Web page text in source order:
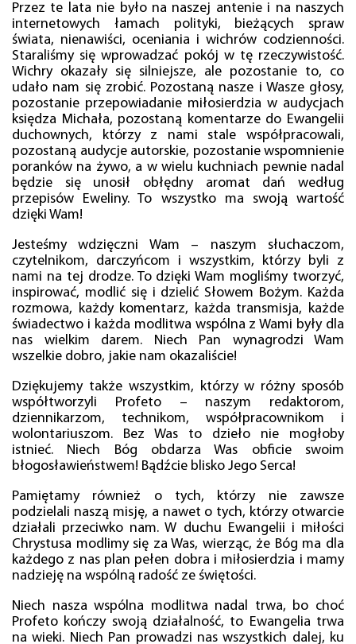
Przez te lata nie było na naszej antenie i na naszych
internetowych łamach polityki, bieżących spraw
świata, nienawiści, oceniania i wichrów codzienności.
Staraliśmy się wprowadzać pokój w tę rzeczywistość.
Wichry okazały się silniejsze, ale pozostanie to, co
udało nam się zrobić. Pozostaną nasze i Wasze głosy,
pozostanie przepowiadanie miłosierdzia w audycjach
księdza Michała, pozostaną komentarze do Ewangelii
duchownych, którzy z nami stale współpracowali,
pozostaną audycje autorskie, pozostanie wspomnienie
poranków na żywo, a w wielu kuchniach pewnie nadal
będzie się unosił obłędny aromat dań według
przepisów Eweliny. To wszystko ma swoją wartość
dzięki Wam!
Jesteśmy wdzięczni Wam – naszym słuchaczom,
czytelnikom, darczyńcom i wszystkim, którzy byli z
nami na tej drodze. To dzięki Wam mogliśmy tworzyć,
inspirować, modlić się i dzielić Słowem Bożym. Każda
rozmowa, każdy komentarz, każda transmisja, każde
świadectwo i każda modlitwa wspólna z Wami były dla
nas wielkim darem. Niech Pan wynagrodzi Wam
wszelkie dobro, jakie nam okazaliście!
Dziękujemy także wszystkim, którzy w różny sposób
współtworzyli Profeto – naszym redaktorom,
dziennikarzom, technikom, współpracownikom i
wolontariuszom. Bez Was to dzieło nie mogłoby
istnieć. Niech Bóg obdarza Was obficie swoim
błogosławieństwem! Bądźcie blisko Jego Serca!
Pamiętamy również o tych, którzy nie zawsze
podzielali naszą misję, a nawet o tych, którzy otwarcie
działali przeciwko nam. W duchu Ewangelii i miłości
Chrystusa modlimy się za Was, wierząc, że Bóg ma dla
każdego z nas plan pełen dobra i miłosierdzia i mamy
nadzieję na wspólną radość ze świętości.
Niech nasza wspólna modlitwa nadal trwa, bo choć
Profeto kończy swoją działalność, to Ewangelia trwa
na wieki. Niech Pan prowadzi nas wszystkich dalej, ku